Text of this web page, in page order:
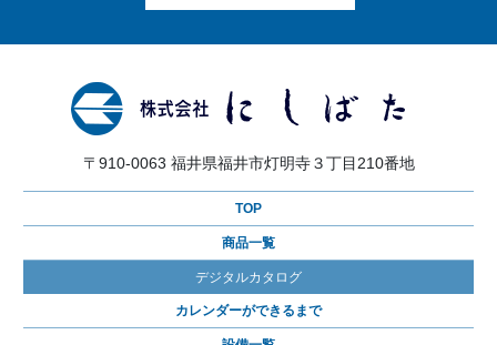
〒910-0063 福井県福井市灯明寺３丁目210番地
TOP
商品一覧
デジタルカタログ
カレンダーができるまで